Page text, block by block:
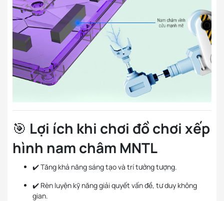
🎯 Lợi ích khi chơi đồ chơi xếp
hình nam châm MNTL
✔️ Tăng khả năng sáng tạo và trí tưởng tượng.
✔️ Rèn luyện kỹ năng giải quyết vấn đề, tư duy không
gian.